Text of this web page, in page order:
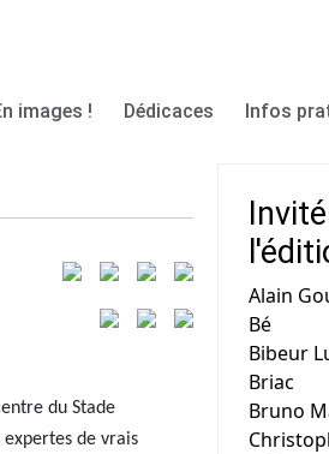
images ! Dédicaces Infos
du Stade
de vrais
Alain
Bé
Bibeur
Briac
Bruno